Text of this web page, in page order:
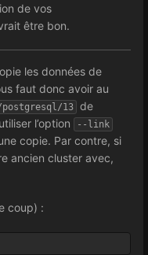
de vos
être bon.
les données de
faut donc avoir au
13 de
l’option
--link
copie. Par contre, si
ancien cluster avec,
coup) :